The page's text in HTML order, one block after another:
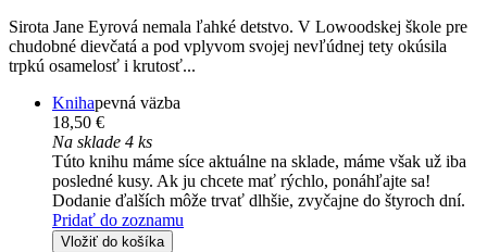
Sirota Jane Eyrová nemala ľahké detstvo. V Lowoodskej škole pre
chudobné dievčatá a pod vplyvom svojej nevľúdnej tety okúsila
trpkú osamelosť i krutosť...
Knihapevná väzba
18,50 €
Na sklade 4 ks
Túto knihu máme síce aktuálne na sklade, máme však už iba
posledné kusy. Ak ju chcete mať rýchlo, ponáhľajte sa!
Dodanie ďalších môže trvať dlhšie, zvyčajne do štyroch dní.
Pridať do zoznamu
Vložiť do košíka